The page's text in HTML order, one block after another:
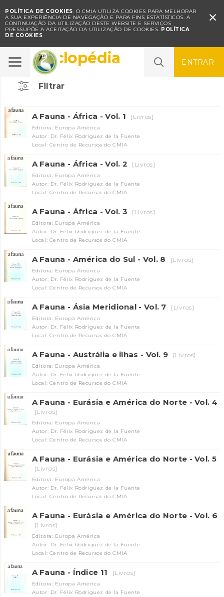
POLÍTICA DE COOKIES. O CMIA UTILIZA COOKIES PARA MELHORAR
A SUA EXPERIÊNCIA DE NAVEGAÇÃO E PARA FINS ESTATÍSTICOS. A
CONTINUAÇÃO DA UTILIZAÇÃO DESTE WEBSITE E SERVIÇOS
PRESSUPÕE A ACEITAÇÃO DA UTILIZAÇÃO DE COOKIES. POLÍTICA
DE COOKIES

ENTRAR
Enciclopédia
Filtrar
A Fauna - África - Vol. 1 [Livros]
Editora: Europa América
Autor: Dr. Félix Rodriguez de la Fuente
Local: Centro de Recursos do CMIA
A Fauna - África - Vol. 2 [Livros]
Editora: Europa América
Autor: Dr. Félix Rodriguez de la Fuente
Local: Centro de Recursos do CMIA
A Fauna - África - Vol. 3 [Livros]
Editora: Europa América
Autor: Dr. Félix Rodriguez de la Fuente
Local: Centro de Recursos do CMIA
A Fauna - América do Sul - Vol. 8 [Livros]
Editora: Europa América
Autor: Dr. Félix Rodriguez de la Fuente
Local: Centro de Recursos do CMIA
A Fauna - Ásia Meridional - Vol. 7 [Livros]
Editora: Europa América
Autor: Dr. Félix Rodriguez de la Fuente
Local: Centro de Recursos do CMIA
A Fauna - Austrália e ilhas - Vol. 9 [Livros]
Editora: Europa América
Autor: Dr. Félix Rodriguez de la Fuente
Local: Centro de Recursos do CMIA
A Fauna - Eurásia e América do Norte - Vol. 4
[Livros]
Editora: Europa América
Autor: Dr. Félix Rodriguez de la Fuente
Local: Centro de Recursos do CMIA
A Fauna - Eurásia e América do Norte - Vol. 5
[Livros]
Editora: Europa América
Autor: Dr. Félix Rodriguez de la Fuente
Local: Centro de Recursos do CMIA
A Fauna - Eurásia e América do Norte - Vol. 6
[Livros]
Editora: Europa América
Autor: Dr. Félix Rodriguez de la Fuente
Local: Centro de Recursos do CMIA
A Fauna - Índice 11 [Livros]
Editora: Europa América
Autor: Dr. Félix Rodriguez de la Fuente